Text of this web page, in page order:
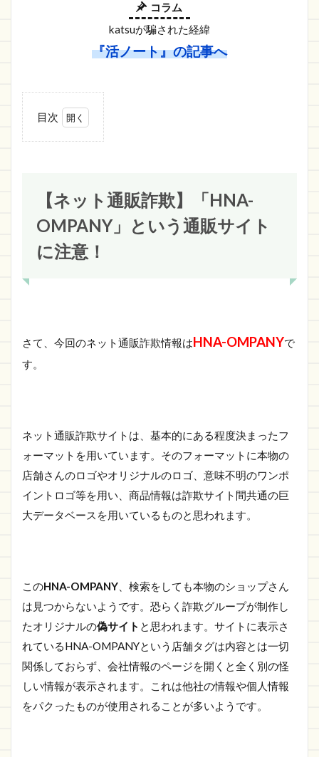
コラム
katsuが騙された経緯
『活ノート』の記事へ
目次
OMPANY」
という通販
サイトに注
意！
1.1
https://bcpvzr.farflorida.buzz/
【ネット通販詐欺】「HNA-
OMPANY」という通販サイト
に注意！
さて、今回のネット通販詐欺情報はHNA-OMPANYで
す。
ネット通販詐欺サイトは、基本的にある程度決まったフ
ォーマットを用いています。そのフォーマットに本物の
店舗さんのロゴやオリジナルのロゴ、意味不明のワンポ
イントロゴ等を用い、商品情報は詐欺サイト間共通の巨
大データベースを用いているものと思われます。
このHNA-OMPANY 、検索をしても本物のショップさん
は見つからないようです。恐らく詐欺グループが制作し
たオリジナルの偽サイト と思われます。サイトに表示さ
れているHNA-OMPANYという店舗タグは内容とは一切
関係しておらず、会社情報のページを開くと全く別の怪
しい情報が表示されます。これは他社の情報や個人情報
をパクったものが使用されることが多いようです。